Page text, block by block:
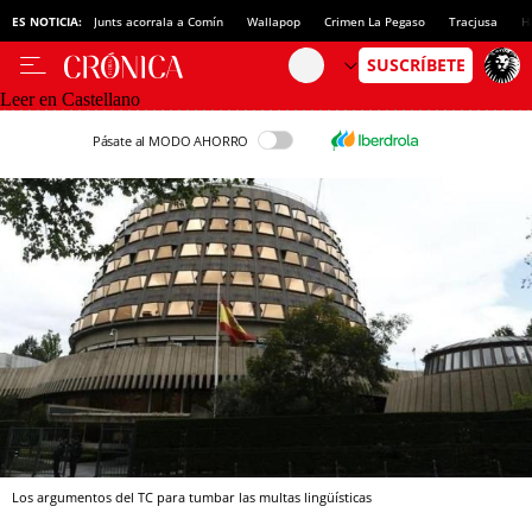
ES NOTICIA: Junts acorrala a Comín Wallapop Crimen La Pegaso Tracjusa
Leer en Castellano
Pásate al MODO AHORRO
Los argumentos del TC para tumbar las multas lingüísticas